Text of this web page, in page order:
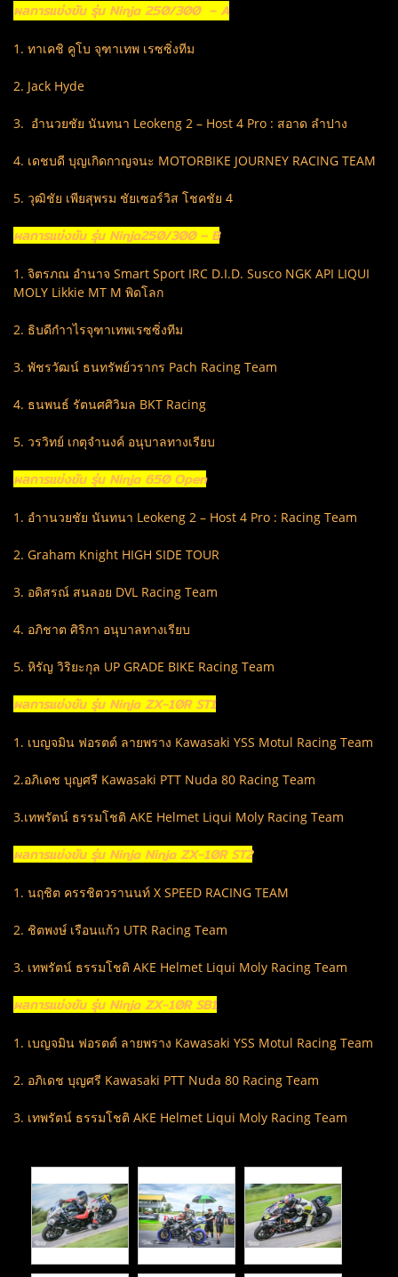
ผลการแข่งขัน รุ่น Ninja 250/300 – A
1. ทาเคชิ คูโบ จุฑาเทพ เรซซิ่งทีม
2. Jack Hyde
3. อำนวยชัย นันทนา Leokeng 2 – Host 4 Pro : สอาด ลำปาง
4. เดชบดี บุญเกิดกาญจนะ MOTORBIKE JOURNEY RACING TEAM
5. วุฒิชัย เพียสุพรม ชัยเซอร์วิส โชคชัย 4
ผลการแข่งขัน รุ่น Ninja250/300 – B
1. จิตรภณ อำนาจ Smart Sport IRC D.I.D. Susco NGK API LIQUI
MOLY Likkie MT M พิดโลก
2. ธิบดีกำาไรจุฑาเทพเรซซิ่งทีม
3. พัชรวัฒน์ ธนทรัพย์วรากร Pach Racing Team
4. ธนพนธ์ รัตนศศิวิมล BKT Racing
5. วรวิทย์ เกตุจำนงค์ อนุบาลทางเรียบ
ผลการแข่งขัน รุ่น Ninja 650 Open
1. อำานวยชัย นันทนา Leokeng 2 – Host 4 Pro : Racing Team
2. Graham Knight HIGH SIDE TOUR
3. อดิสรณ์ สนลอย DVL Racing Team
4. อภิชาต ศิริกา อนุบาลทางเรียบ
5. หิรัญ วิริยะกุล UP GRADE BIKE Racing Team
ผลการแข่งขัน รุ่น Ninja ZX-10R ST1
1. เบญจมิน ฟอรตต์ ลายพราง Kawasaki YSS Motul Racing Team
2.อภิเดช บุญศรี Kawasaki PTT Nuda 80 Racing Team
3.เทพรัตน์ ธรรมโชติ AKE Helmet Liqui Moly Racing Team
ผลการแข่งขัน รุ่น Ninja Ninja ZX-10R ST2
1. นฤชิต ครรชิตวรานนท์ X SPEED RACING TEAM
2. ชิตพงษ์ เรือนแก้ว UTR Racing Team
3. เทพรัตน์ ธรรมโชติ AKE Helmet Liqui Moly Racing Team
ผลการแข่งขัน รุ่น Ninja ZX-10R SB1
1. เบญจมิน ฟอรตต์ ลายพราง Kawasaki YSS Motul Racing Team
2. อภิเดช บุญศรี Kawasaki PTT Nuda 80 Racing Team
3. เทพรัตน์ ธรรมโชติ AKE Helmet Liqui Moly Racing Team